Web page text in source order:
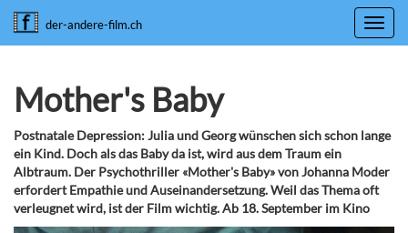
der-andere-film.ch
Mother's Baby
Postnatale Depression: Julia und Georg wünschen sich schon lange
ein Kind. Doch als das Baby da ist, wird aus dem Traum ein
Albtraum. Der Psychothriller «Mother's Baby» von Johanna Moder
erfordert Empathie und Auseinandersetzung. Weil das Thema oft
verleugnet wird, ist der Film wichtig. Ab 18. September im Kino